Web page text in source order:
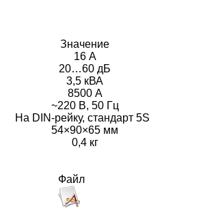
Значение
16 А
20…60 дБ
3,5 кВА
8500 А
~220 В, 50 Гц
На DIN-рейку, стандарт 5S
54×90×65 мм
0,4 кг
Файл